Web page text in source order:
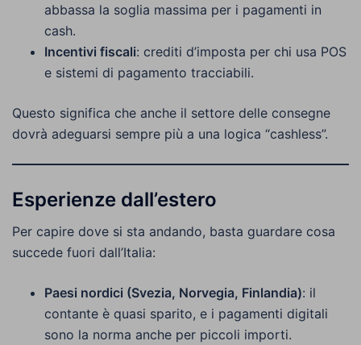
abbassa la soglia massima per i pagamenti in
cash.
Incentivi fiscali: crediti d’imposta per chi usa POS
e sistemi di pagamento tracciabili.
Questo significa che anche il settore delle consegne
dovrà adeguarsi sempre più a una logica “cashless”.
Esperienze dall’estero
Per capire dove si sta andando, basta guardare cosa
succede fuori dall’Italia:
Paesi nordici (Svezia, Norvegia, Finlandia): il
contante è quasi sparito, e i pagamenti digitali
sono la norma anche per piccoli importi.